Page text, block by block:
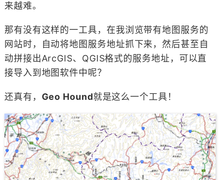
来越难。
那有没有这样的一工具，在我浏览带有地图服务的
网站时，自动将地图服务地址抓下来，然后甚至自
动拼接出ArcGIS、QGIS格式的服务地址，可以直
接导入到地图软件中呢？
还真有， Geo Hound就是这么一个工具！